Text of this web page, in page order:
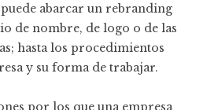
abarcar un rebranding
de nombre, de logo o de las
hasta los procedimientos
y su forma de trabajar.
por los que una empresa